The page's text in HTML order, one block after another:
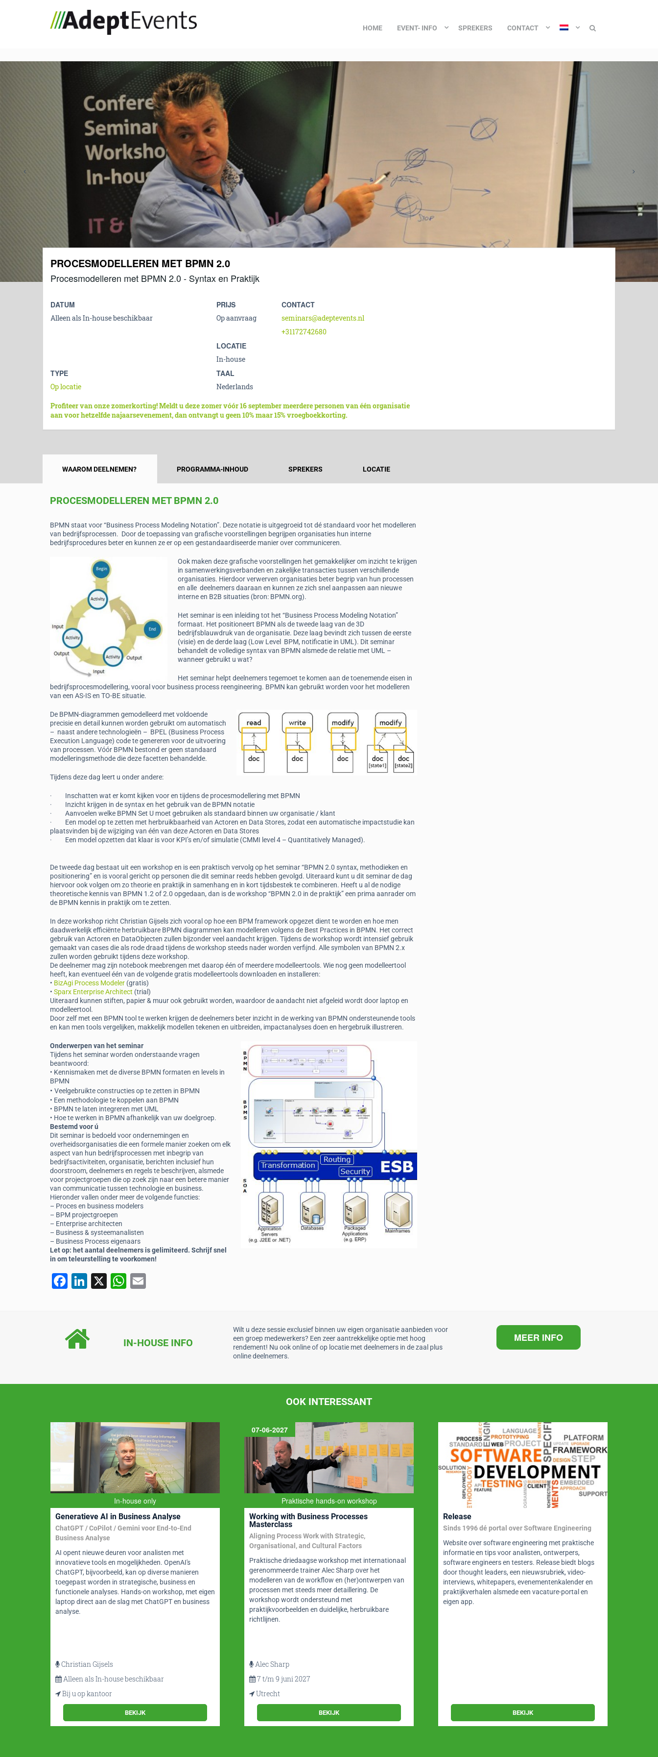
HOME EVENT- INFO SPREKERS CONTACT
PROCESMODELLEREN MET BPMN 2.0
Procesmodelleren met BPMN 2.0 - Syntax en Praktijk
DATUM PRIJS CONTACT
Alleen als In-house beschikbaar Op aanvraag
seminars@adeptevents.nl
+31172742680
LOCATIE
In-house
TYPE TAAL
Op locatie Nederlands
Profiteer van onze zomerkorting! Meldt u deze zomer vóór 16 september meerdere personen van één organisatie
aan voor hetzelfde najaarsevenement, dan ontvangt u geen 10% maar 15% vroegboekkorting.
WAAROM DEELNEMEN? PROGRAMMA-INHOUD SPREKERS LOCATIE
PROCESMODELLEREN MET BPMN 2.0
BPMN staat voor “Business Process Modeling Notation”. Deze notatie is uitgegroeid tot dé standaard voor het modelleren
van bedrijfsprocessen. Door de toepassing van grafische voorstellingen begrijpen organisaties hun interne
bedrijfsprocedures beter en kunnen ze er op een gestandaardiseerde manier over communiceren.
Ook maken deze grafische voorstellingen het gemakkelijker om inzicht te krijgen
in samenwerkingsverbanden en zakelijke transacties tussen verschillende
organisaties. Hierdoor verwerven organisaties beter begrip van hun processen
en alle deelnemers daaraan en kunnen ze zich snel aanpassen aan nieuwe
interne en B2B situaties (bron: BPMN.org).
Het seminar is een inleiding tot het “Business Process Modeling Notation”
formaat. Het positioneert BPMN als de tweede laag van de 3D
bedrijfsblauwdruk van de organisatie. Deze laag bevindt zich tussen de eerste
(visie) en de derde laag (Low Level BPM, notificatie in UML). Dit seminar
behandelt de volledige syntax van BPMN alsmede de relatie met UML –
wanneer gebruikt u wat?
Het seminar helpt deelnemers tegemoet te komen aan de toenemende eisen in
bedrijfsprocesmodellering, vooral voor business process reengineering. BPMN kan gebruikt worden voor het modelleren
van een AS-IS en TO-BE situatie.
De BPMN-diagrammen gemodelleerd met voldoende
precisie en detail kunnen worden gebruikt om automatisch
– naast andere technologieën – BPEL (Business Process
Execution Language) code te genereren voor de uitvoering
van processen. Vóór BPMN bestond er geen standaard
modelleringsmethode die deze facetten behandelde.
Tijdens deze dag leert u onder andere:
· Inschatten wat er komt kijken voor en tijdens de procesmodellering met BPMN
· Inzicht krijgen in de syntax en het gebruik van de BPMN notatie
· Aanvoelen welke BPMN Set U moet gebruiken als standaard binnen uw organisatie / klant
· Een model op te zetten met herbruikbaarheid van Actoren en Data Stores, zodat een automatische impactstudie kan
plaatsvinden bij de wijziging van één van deze Actoren en Data Stores
· Een model opzetten dat klaar is voor KPI’s en/of simulatie (CMMI level 4 – Quantitatively Managed).
De tweede dag bestaat uit een workshop en is een praktisch vervolg op het seminar “BPMN 2.0 syntax, methodieken en
positionering” en is vooral gericht op personen die dit seminar reeds hebben gevolgd. Uiteraard kunt u dit seminar de dag
hiervoor ook volgen om zo theorie en praktijk in samenhang en in kort tijdsbestek te combineren. Heeft u al de nodige
theoretische kennis van BPMN 1.2 of 2.0 opgedaan, dan is de workshop “BPMN 2.0 in de praktijk” een prima aanrader om
de BPMN kennis in praktijk om te zetten.
In deze workshop richt Christian Gijsels zich vooral op hoe een BPM framework opgezet dient te worden en hoe men
daadwerkelijk efficiënte herbruikbare BPMN diagrammen kan modelleren volgens de Best Practices in BPMN. Het correct
gebruik van Actoren en DataObjecten zullen bijzonder veel aandacht krijgen. Tijdens de workshop wordt intensief gebruik
gemaakt van cases die als rode draad tijdens de workshop steeds nader worden verfijnd. Alle symbolen van BPMN 2.x
zullen worden gebruikt tijdens deze workshop.
De deelnemer mag zijn notebook meebrengen met daarop één of meerdere modelleertools. Wie nog geen modelleertool
heeft, kan eventueel één van de volgende gratis modelleertools downloaden en installeren:
• BizAgi Process Modeler (gratis)
• Sparx Enterprise Architect (trial)
Uiteraard kunnen stiften, papier & muur ook gebruikt worden, waardoor de aandacht niet afgeleid wordt door laptop en
modelleertool.
Door zelf met een BPMN tool te werken krijgen de deelnemers beter inzicht in de werking van BPMN ondersteunende tools
en kan men tools vergelijken, makkelijk modellen tekenen en uitbreiden, impactanalyses doen en hergebruik illustreren.
Onderwerpen van het seminar
Tijdens het seminar worden onderstaande vragen
beantwoord:
• Kennismaken met de diverse BPMN formaten en levels in
BPMN
• Veelgebruikte constructies op te zetten in BPMN
• Een methodologie te koppelen aan BPMN
• BPMN te laten integreren met UML
• Hoe te werken in BPMN afhankelijk van uw doelgroep.
Bestemd voor ú
Dit seminar is bedoeld voor ondernemingen en
overheidsorganisaties die een formele manier zoeken om elk
aspect van hun bedrijfsprocessen met inbegrip van
bedrijfsactiviteiten, organisatie, berichten inclusief hun
doorstroom, deelnemers en regels te beschrijven, alsmede
voor projectgroepen die op zoek zijn naar een betere manier
van communicatie tussen technologie en business.
Hieronder vallen onder meer de volgende functies:
– Proces en business modelers
– BPM projectgroepen
– Enterprise architecten
– Business & systeemanalisten
– Business Process eigenaars
Let op: het aantal deelnemers is gelimiteerd. Schrijf snel
in om teleurstelling te voorkomen!
F
e
b
Li
dI
X
W
A
IN-HOUSE INFO
Wilt u deze sessie exclusief binnen uw eigen organisatie aanbieden voor
een groep medewerkers? Een zeer aantrekkelijke optie met hoog
rendement! Nu ook online of op locatie met deelnemers in de zaal plus
online deelnemers.
MEER INFO
OOK INTERESSANT
In-house only
Generatieve AI in Business Analyse
ChatGPT / CoPilot / Gemini voor End-to-End
Business Analyse
AI opent nieuwe deuren voor analisten met
innovatieve tools en mogelijkheden. OpenAI's
ChatGPT, bijvoorbeeld, kan op diverse manieren
toegepast worden in strategische, business en
functionele analyses. Hands-on workshop, met eigen
laptop direct aan de slag met ChatGPT en business
analyse.
Christian Gijsels
Alleen als In-house beschikbaar
Bij u op kantoor
BEKIJK
07-06-2027
Praktische hands-on workshop
Working with Business Processes
Masterclass
Aligning Process Work with Strategic,
Organisational, and Cultural Factors
Praktische driedaagse workshop met internationaal
gerenommeerde trainer Alec Sharp over het
modelleren van de workflow en (her)ontwerpen van
processen met steeds meer detaillering. De
workshop wordt ondersteund met
praktijkvoorbeelden en duidelijke, herbruikbare
richtlijnen.
Alec Sharp
7 t/m 9 juni 2027
Utrecht
BEKIJK
Release
Sinds 1996 dé portal over Software Engineering
Website over software engineering met praktische
informatie en tips voor analisten, ontwerpers,
software engineers en testers. Release biedt blogs
door thought leaders, een nieuwsrubriek, video-
interviews, whitepapers, evenementenkalender en
praktijkverhalen alsmede een vacature-portal en
eigen app.
BEKIJK